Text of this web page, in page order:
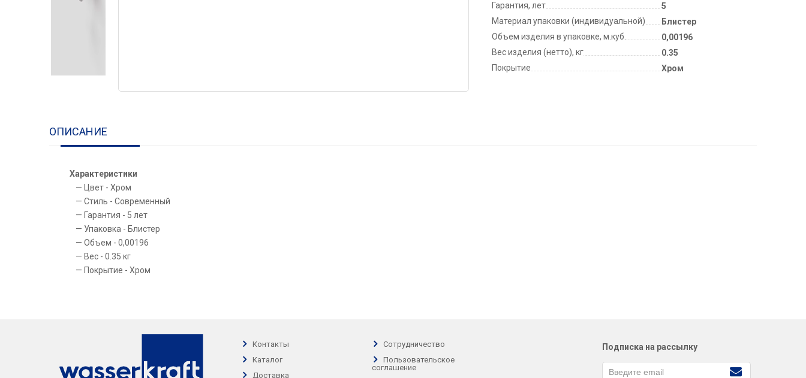
Гарантия, лет
5
Материал упаковки (индивидуальной)
Блистер
Объем изделия в упаковке, м.куб.
0,00196
Вес изделия (нетто), кг
0.35
Покрытие
Хром
ОПИСАНИЕ
Характеристики
Цвет - Хром
Стиль - Современный
Гарантия - 5 лет
Упаковка - Блистер
Объем - 0,00196
Вес - 0.35 кг
Покрытие - Хром
Контакты
Каталог
Доставка
Сотрудничество
Пользовательское
соглашение
Подписка на рассылку